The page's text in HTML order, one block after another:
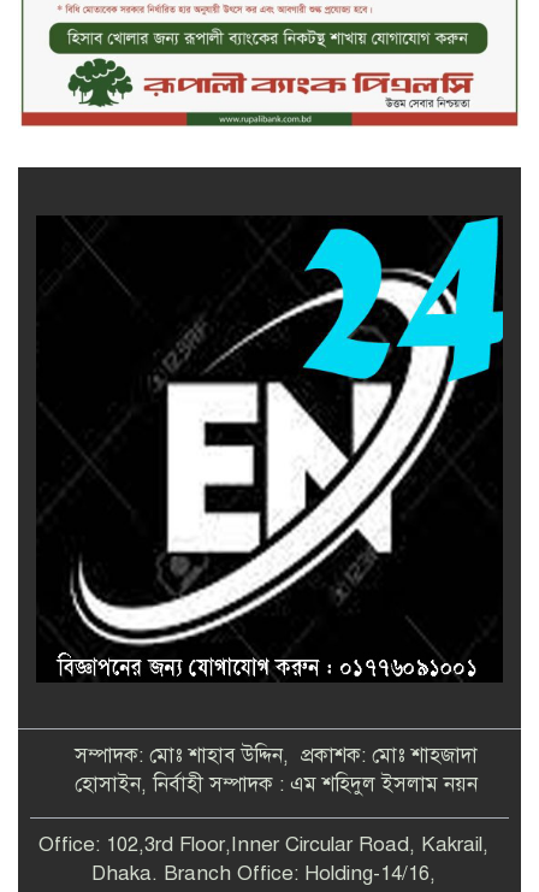
সম্পাদক: মোঃ শাহাব উদ্দিন, প্রকাশক: মোঃ শাহজাদা
হোসাইন, নির্বাহী সম্পাদক : এম শহিদুল ইসলাম নয়ন
Office: 102,3rd Floor,Inner Circular Road, Kakrail,
Dhaka. Branch Office: Holding-14/16,